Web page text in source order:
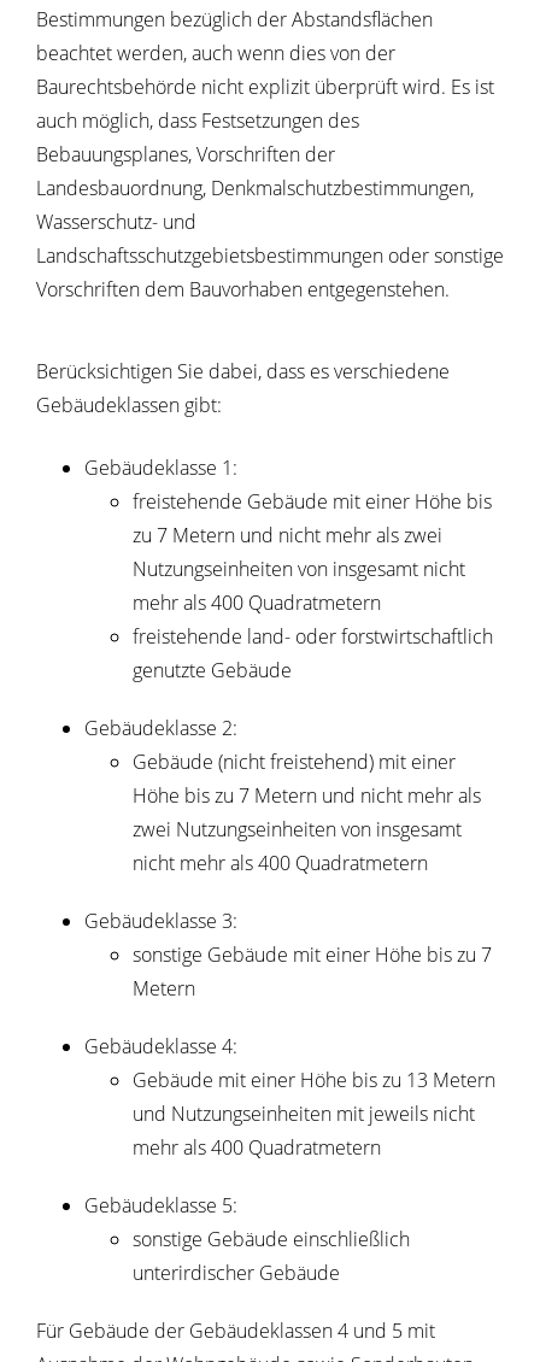
Bestimmungen bezüglich der Abstandsflächen
beachtet werden, auch wenn dies von der
Baurechtsbehörde nicht explizit überprüft wird. Es ist
auch möglich, dass Festsetzungen des
Bebauungsplanes, Vorschriften der
Landesbauordnung, Denkmalschutzbestimmungen,
Wasserschutz- und
Landschaftsschutzgebietsbestimmungen oder sonstige
Vorschriften dem Bauvorhaben entgegenstehen.
Berücksichtigen Sie dabei, dass es verschiedene
Gebäudeklassen gibt:
Gebäudeklasse 1:
freistehende Gebäude mit einer Höhe bis
zu 7 Metern und nicht mehr als zwei
Nutzungseinheiten von insgesamt nicht
mehr als 400 Quadratmetern
freistehende land- oder forstwirtschaftlich
genutzte Gebäude
Gebäudeklasse 2:
Gebäude (nicht freistehend) mit einer
Höhe bis zu 7 Metern und nicht mehr als
zwei Nutzungseinheiten von insgesamt
nicht mehr als 400 Quadratmetern
Gebäudeklasse 3:
sonstige Gebäude mit einer Höhe bis zu 7
Metern
Gebäudeklasse 4:
Gebäude mit einer Höhe bis zu 13 Metern
und Nutzungseinheiten mit jeweils nicht
mehr als 400 Quadratmetern
Gebäudeklasse 5:
sonstige Gebäude einschließlich
unterirdischer Gebäude
Für Gebäude der Gebäudeklassen 4 und 5 mit